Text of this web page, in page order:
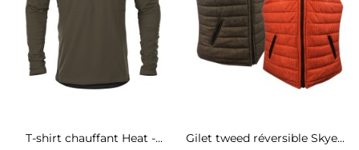
T-shirt chauffant Heat -... Gilet tweed réversible Skye...